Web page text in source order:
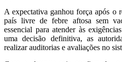
A expectativa ganhou força após o
país livre de febre aftosa sem
essencial para atender às
uma decisão definitiva, as
realizar auditorias e avaliações no